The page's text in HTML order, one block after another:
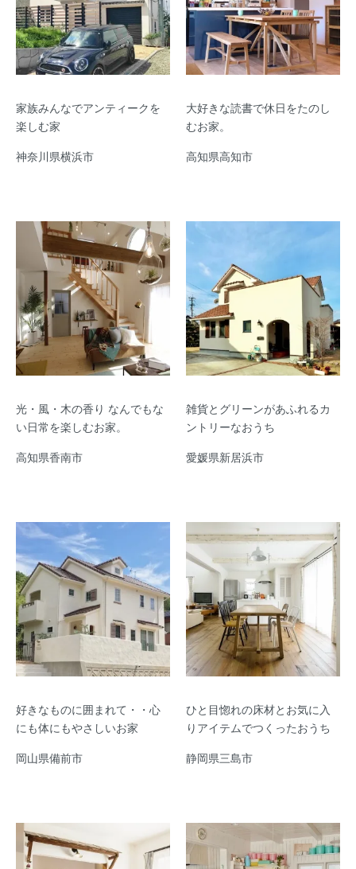
家族みんなでアンティークを
楽しむ家
神奈川県横浜市
大好きな読書で休日をたのし
むお家。
高知県高知市
光・風・木の香り なんでもな
い日常を楽しむお家。
高知県香南市
雑貨とグリーンがあふれるカ
ントリーなおうち
愛媛県新居浜市
好きなものに囲まれて・・心
にも体にもやさしいお家
岡山県備前市
ひと目惚れの床材とお気に入
りアイテムでつくったおうち
静岡県三島市